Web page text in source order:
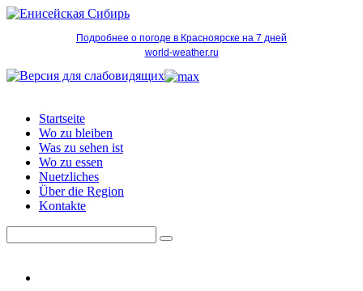
Подробнее о погоде в Красноярске на 7 дней
world-weather.ru
Startseite
Wo zu bleiben
Was zu sehen ist
Wo zu essen
Nuetzliches
Über die Region
Kontakte